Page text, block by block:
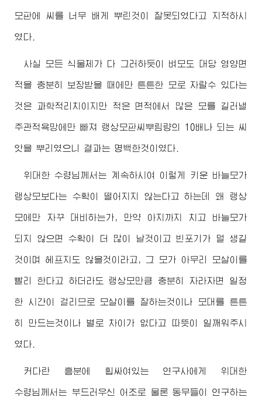
모판에 씨를 너무 배게 뿌린것이 잘못되였다고 지적하시
였다.
사실 모든 식물체가 다 그러하듯이 벼모도 대당 영양면
적을 충분히 보장받을 때에만 튼튼한 모로 자랄수 있다는
것은 과학적리치이지만 적은 면적에서 많은 모를 길러낼
주관적욕망에만 빠져 랭상모판씨뿌림량의 10배나 되는 씨
앗을 뿌리였으니 결과는 명백한것이였다.
위대한 수령님께서는 계속하시여 이렇게 키운 바늘모가
랭상모보다는 수확이 떨어지지 않는다고 하는데 왜 랭상
모에만 자꾸 대비하는가, 만약 아지까지 치고 바늘모가
되지 않으면 수확이 더 많이 날것이고 빈포기가 덜 생길
것이며 헤프지도 않을것이라고, 그 모가 아무리 모살이를
빨리 한다고 하더라도 랭상모만큼 충분히 자라자면 일정
한 시간이 걸리므로 모살이를 잘하는것이나 모대를 튼튼
히 만드는것이나 별로 차이가 없다고 따뜻이 일깨워주시
였다.
커다란 흥분에 휩싸여있는 연구사에게 위대한
수령님께서 는 부드러우신 어조로 물론 동무들이 연구하는